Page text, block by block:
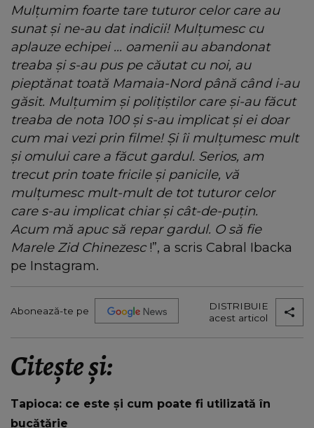
Mulțumim foarte tare tuturor celor care au
sunat și ne-au dat indicii! Mulțumesc cu
aplauze echipei ... oamenii au abandonat
treaba și s-au pus pe căutat cu noi, au
pieptănat toată Mamaia-Nord până când i-au
găsit. Mulțumim și polițiștilor care și-au făcut
treaba de nota 100 și s-au implicat și ei doar
cum mai vezi prin filme! Și îi mulțumesc mult
și omului care a făcut gardul. Serios, am
trecut prin toate fricile și panicile, vă
mulțumesc mult-mult de tot tuturor celor
care s-au implicat chiar și cât-de-puțin.
Acum mă apuc să repar gardul. O să fie
Marele Zid Chinezesc !”, a scris Cabral Ibacka
pe Instagram.
Abonează-te pe
DISTRIBUIE
acest articol
Citește și:
Tapioca: ce este și cum poate fi utilizată în
bucătărie